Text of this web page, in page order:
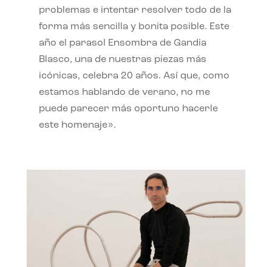
problemas e intentar resolver todo de la
forma más sencilla y bonita posible. Este
año el parasol Ensombra de Gandia
Blasco, una de nuestras piezas más
icónicas, celebra 20 años. Así que, como
estamos hablando de verano, no me
puede parecer más oportuno hacerle
este homenaje».